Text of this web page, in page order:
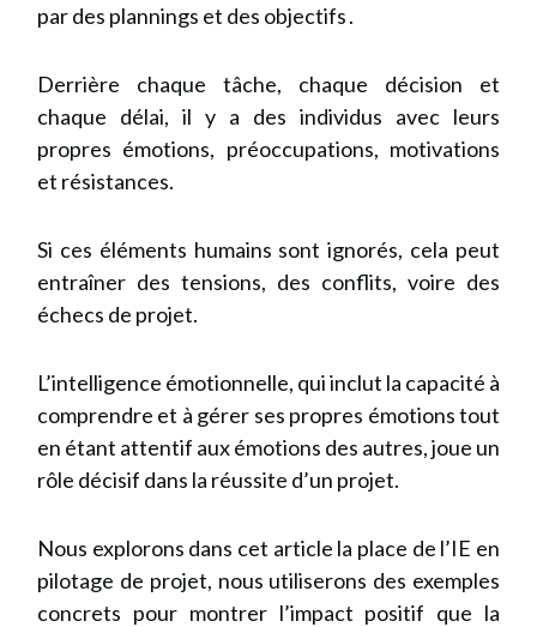
par des plannings et des objectifs .
Derrière chaque tâche, chaque décision et
chaque délai, il y a des individus avec leurs
propres émotions, préoccupations, motivations
et résistances.
Si ces éléments humains sont ignorés, cela peut
entraîner des tensions, des conflits, voire des
échecs de projet.
L’intelligence émotionnelle, qui inclut la capacité à
comprendre et à gérer ses propres émotions tout
en étant attentif aux émotions des autres, joue un
rôle décisif dans la réussite d’un projet.
Nous explorons dans cet article la place de l’IE en
pilotage de projet, nous utiliserons des exemples
concrets pour montrer l’impact positif que la